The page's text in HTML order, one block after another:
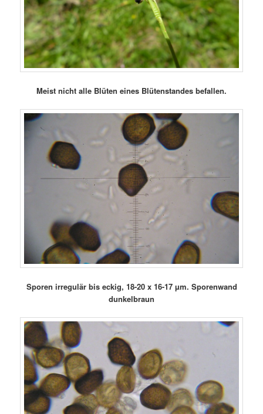
Meist nicht alle Blüten eines Blütenstandes befallen.
Sporen irregulär bis eckig, 18-20 x 16-17 µm. Sporenwand
dunkelbraun